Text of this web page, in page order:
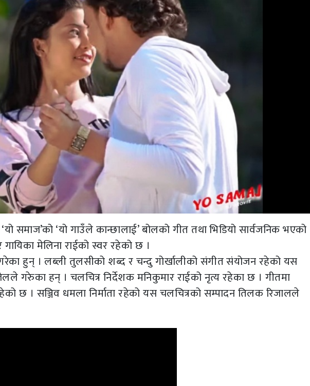
समाज’को ‘यो गाउँले कान्छालाई’ बोलको गीत तथा भिडियो सार्वजनिक भएको
मेलिना राईको स्वर रहेको छ ।
हुन् । लब्ली तुलसीको शब्द र चन्दु गोर्खालीको संगीत संयोजन रहेको यस
गरुेका हन् । चलचित्र निर्देशक मनिकुमार राईको नृत्य रहेका छ । गीतमा
छ । सञ्जिव धमला निर्माता रहेको यस चलचित्रको सम्पादन तिलक रिजालले